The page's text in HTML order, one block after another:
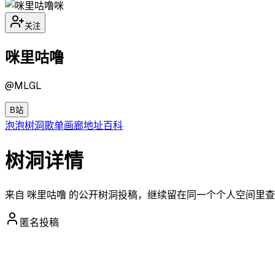
咪
关注
咪里咕噜
@MLGL
B站
泡泡树洞歌单画廊地址百科
树洞详情
来自 咪里咕噜 的公开树洞投稿，继续留在同一个个人空间里查
匿名投稿